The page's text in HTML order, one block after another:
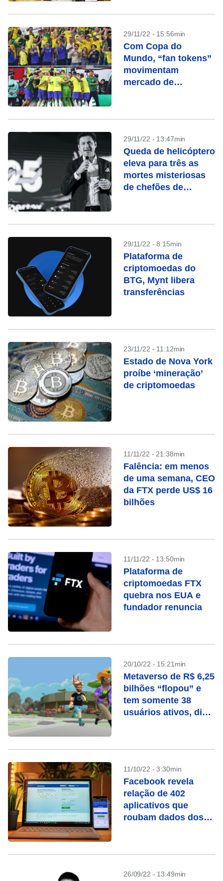
29/11/22 - 15:56min
Com Copa do
Mundo, “fan tokens”
movimentam
mercado de
29/11/22 - 13:47min
Queda de helicóptero
eleva para três as
mortes misteriosas
de chefões de
29/11/22 - 8:15min
Plataforma de
criptomoedas do
BTG, Mynt libera
transferências
23/11/22 - 11:12min
Estado de Nova York
proíbe ‘mineração’
de criptomoedas
11/11/22 - 21:38min
Falência: em menos
de uma semana, CEO
da FTX perde US$ 16
bilhões
11/11/22 - 13:50min
Plataforma de
criptomoedas FTX
quebra nos EUA e
fundador renuncia
20/10/22 - 15:21min
Metaverso de R$ 6,25
bilhões “flopou” e
tem somente 38
usuários ativos, diz
11/10/22 - 3:30min
Facebook revela
relação de 402
aplicativos que
roubam dados dos
26/09/22 - 13:49min